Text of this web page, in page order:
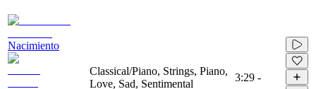
Nacimiento
Classical/Piano, Strings, Piano,
Love, Sad, Sentimental
3:29 -